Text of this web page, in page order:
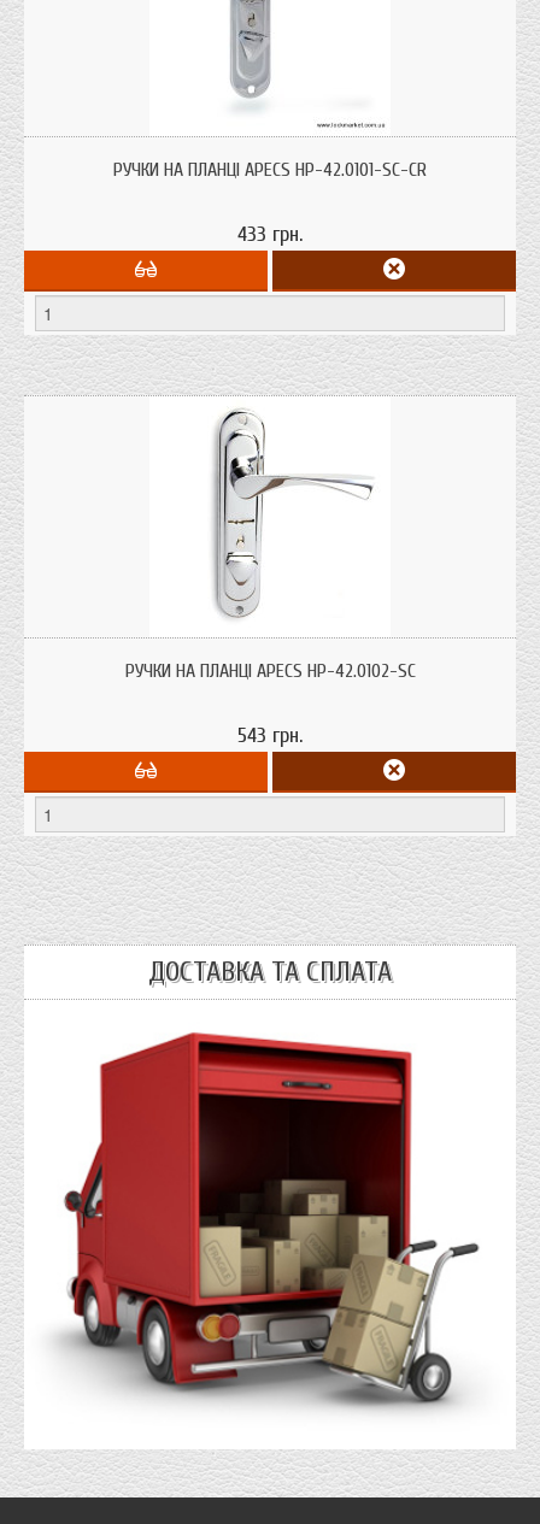
Граніт 1.06.41; колір: хром
РУЧКИ НА ПЛАНЦІ APECS HP-42.0101-SC-CR
433 грн.
РУЧКИ НА ПЛАНЦІ APECS HP-42.0102-SC
543 грн.
ДОСТАВКА ТА СПЛАТА